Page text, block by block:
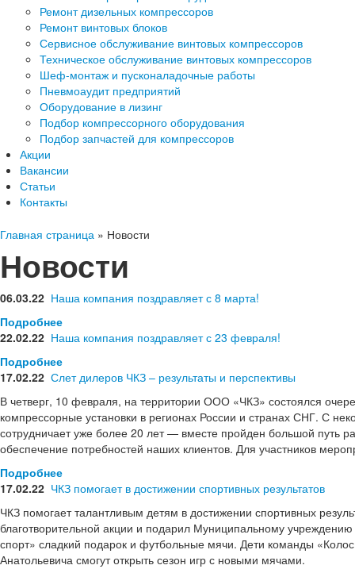
Ремонт дизельных компрессоров
Ремонт винтовых блоков
Сервисное обслуживание винтовых компрессоров
Техническое обслуживание винтовых компрессоров
Шеф-монтаж и пусконаладочные работы
Пневмоаудит предприятий
Оборудование в лизинг
Подбор компрессорного оборудования
Подбор запчастей для компрессоров
Акции
Вакансии
Статьи
Контакты
Главная страница » Новости
Новости
06.03.22 Наша компания поздравляет с 8 марта!
Подробнее
22.02.22 Наша компания поздравляет с 23 февраля!
Подробнее
17.02.22 Слет дилеров ЧКЗ – результаты и перспективы
В четверг, 10 февраля, на территории ООО «ЧКЗ» состоялся
компрессорные установки в регионах России и странах СНГ. С
сотрудничает уже более 20 лет — вместе пройден большой путь
обеспечение потребностей наших клиентов. Для участников
Подробнее
17.02.22 ЧКЗ помогает в достижении спортивных результатов
ЧКЗ помогает талантливым детям в достижении спортивных
благотворительной акции и подарил Муниципальному
спорт» сладкий подарок и футбольные мячи. Дети команды
Анатольевича смогут открыть сезон игр с новыми мячами.